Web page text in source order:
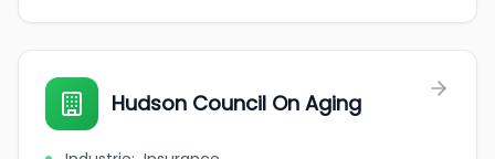
Hudson Council On Aging